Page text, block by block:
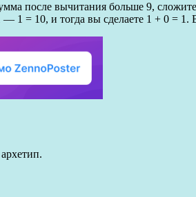
после вычитания больше 9,
1 = 10, и тогда вы сделаете 1 + 0 =